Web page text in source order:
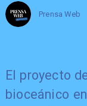
Prensa Web
El proyecto
bioceánico